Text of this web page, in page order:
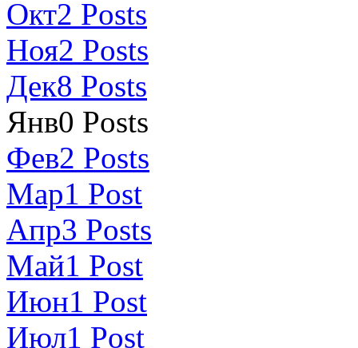
Окт2 Posts
Ноя2 Posts
Дек8 Posts
Янв0 Posts
Фев2 Posts
Мар1 Post
Апр3 Posts
Май1 Post
Июн1 Post
Июл1 Post